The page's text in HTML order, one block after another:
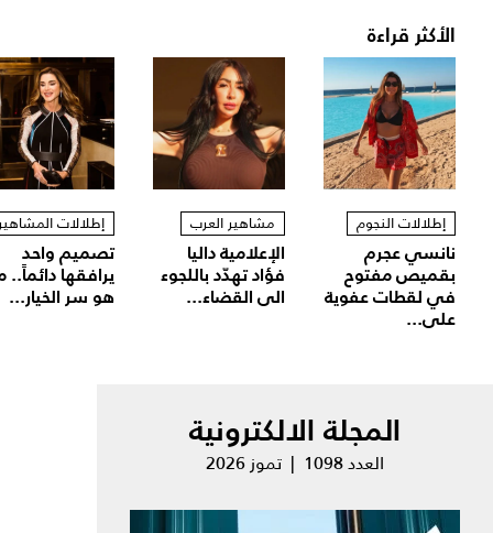
الأكثر قراءة
إطلالات النجوم
نانسي عجرم
بقميص مفتوح
في لقطات عفوية
على...
مشاهير العرب
الإعلامية داليا
فؤاد تهدّد باللجوء
الى القضاء...
إطلالات
تصميم واحد
يرافقها دائماً..
هو سر الخيار...
المجلة الالكترونية
العدد 1098 | تموز 2026